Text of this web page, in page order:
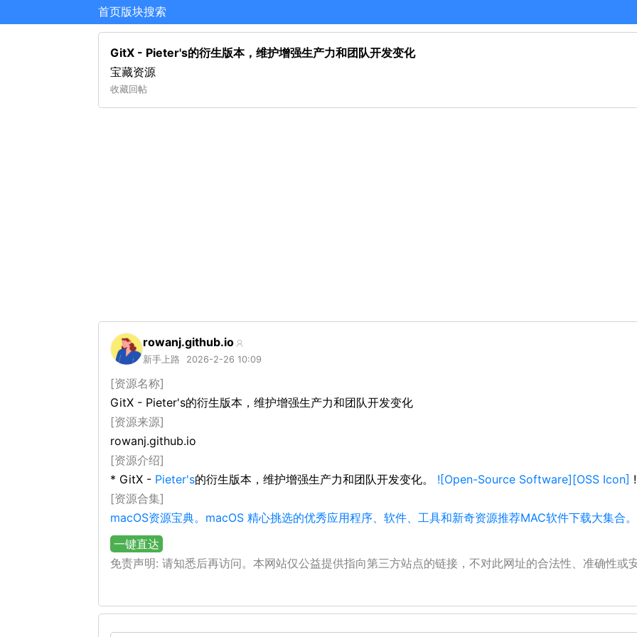
首页版块搜索
GitX - Pieter's的衍生版本，维护增强生产力和团队开发变化
宝藏资源
收藏回帖
rowanj.github.io
新手上路 2026-2-26 10:09
[资源名称]
GitX - Pieter's的衍生版本，维护增强生产力和团队开发变化
[资源来源]
rowanj.github.io
[资源介绍]
* GitX - Pieter's的衍生版本，维护增强生产力和团队开发变化。 ![Open-Source Software][OSS Icon]
[资源合集]
macOS资源宝典。macOS 精心挑选的优秀应用程序、软件、工具和新奇资源推荐MAC软件下载大集合
一键直达
免责声明: 请知悉后再访问。本网站仅公益提供指向第三方站点的链接，不对此网址的合法性、准确性或